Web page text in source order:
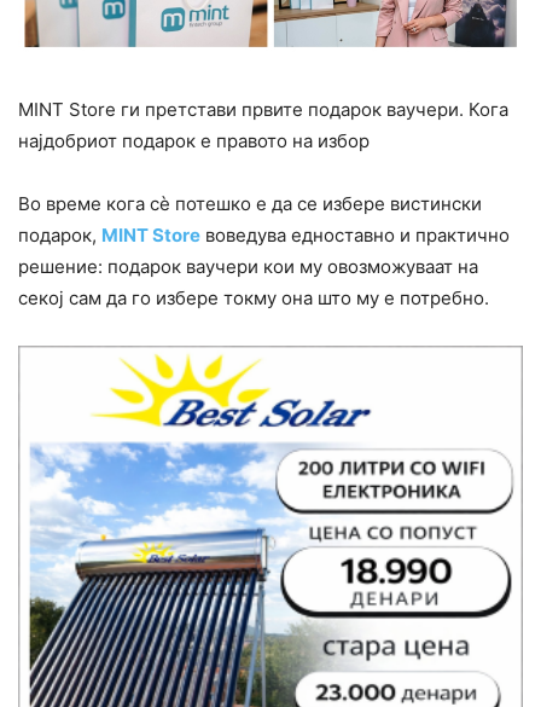
MINT Store ги претстави првите подарок ваучери. Кога
најдобриот подарок е правото на избор
Во време кога сè потешко е да се избере вистински
подарок, MINT Store воведува едноставно и практично
решение: подарок ваучери кои му овозможуваат на
секој сам да го избере токму она што му е потребно.